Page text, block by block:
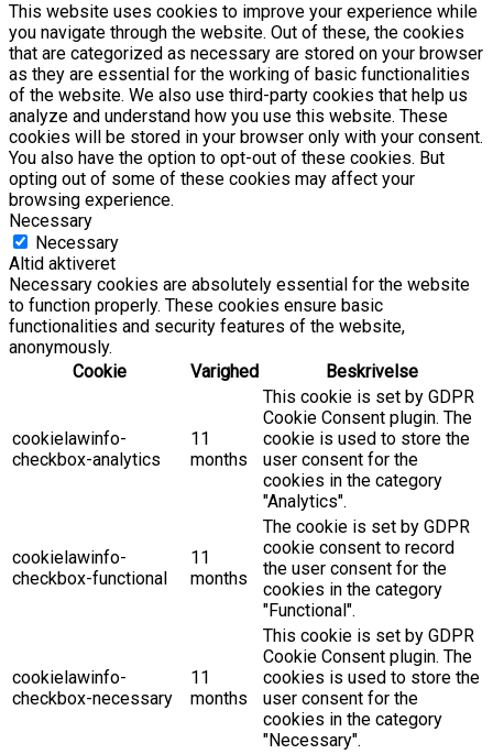
This website uses cookies to improve your experience while
you navigate through the website. Out of these, the cookies
that are categorized as necessary are stored on your browser
as they are essential for the working of basic functionalities
of the website. We also use third-party cookies that help us
analyze and understand how you use this website. These
cookies will be stored in your browser only with your consent.
You also have the option to opt-out of these cookies. But
opting out of some of these cookies may affect your
browsing experience.
Necessary
Necessary
Altid aktiveret
Necessary cookies are absolutely essential for the website
to function properly. These cookies ensure basic
functionalities and security features of the website,
anonymously.
Cookie
Varighed Beskrivelse
cookielawinfo-
checkbox-analytics
11
months
This cookie is set by GDPR
Cookie Consent plugin. The
cookie is used to store the
user consent for the
cookies in the category
"Analytics".
cookielawinfo-
checkbox-functional
11
months
The cookie is set by GDPR
cookie consent to record
the user consent for the
cookies in the category
"Functional".
cookielawinfo-
checkbox-necessary
11
months
This cookie is set by GDPR
Cookie Consent plugin. The
cookies is used to store the
user consent for the
cookies in the category
"Necessary".